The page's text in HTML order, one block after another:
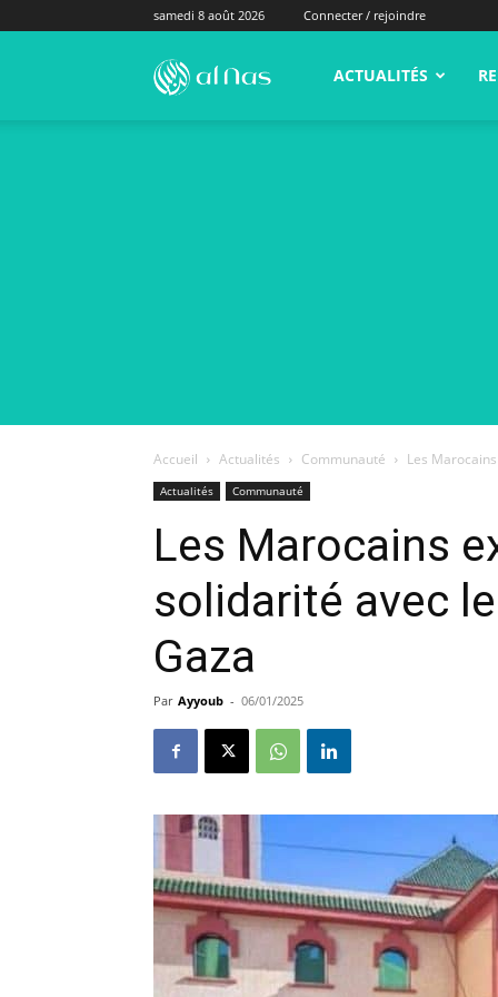
samedi 8 août 2026 Connecter / rejoindre
alNas.fr ACTUALITÉS
Accueil Actualités Communauté Les
Actualités Communauté
Les Marocains
solidarité avec
Gaza
Par Ayyoub - 06/01/2025